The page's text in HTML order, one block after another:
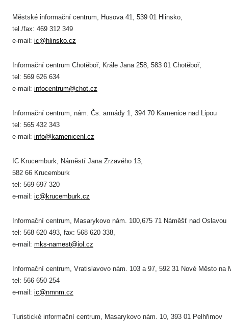
Městské informační centrum, Husova 41, 539 01 Hlinsko,
tel./fax: 469 312 349
e-mail: ic@hlinsko.cz
Informační centrum Chotěboř, Krále Jana 258, 583 01 Chotěboř,
tel: 569 626 634
e-mail: infocentrum@chot.cz
Informační centrum, nám. Čs. armády 1, 394 70 Kamenice nad Lipou
tel: 565 432 343
e-mail: info@kamenicenl.cz
IC Krucemburk, Náměstí Jana Zrzavého 13,
582 66 Krucemburk
tel: 569 697 320
e-mail: ic@krucemburk.cz
Informační centrum, Masarykovo nám. 100,675 71 Náměšť nad Oslavou
tel: 568 620 493, fax: 568 620 338,
e-mail: mks-namest@iol.cz
Informační centrum, Vratislavovo nám. 103 a 97, 592 31 Nové Město na
tel: 566 650 254
e-mail: ic@nmnm.cz
Turistické informační centrum, Masarykovo nám. 10, 393 01 Pelhřimov